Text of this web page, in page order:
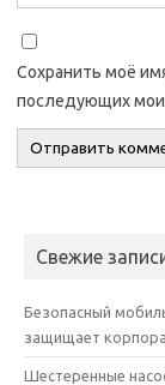
Сохранить моё
последующих
Свежие
Безопасный
защищает
Шестеренные